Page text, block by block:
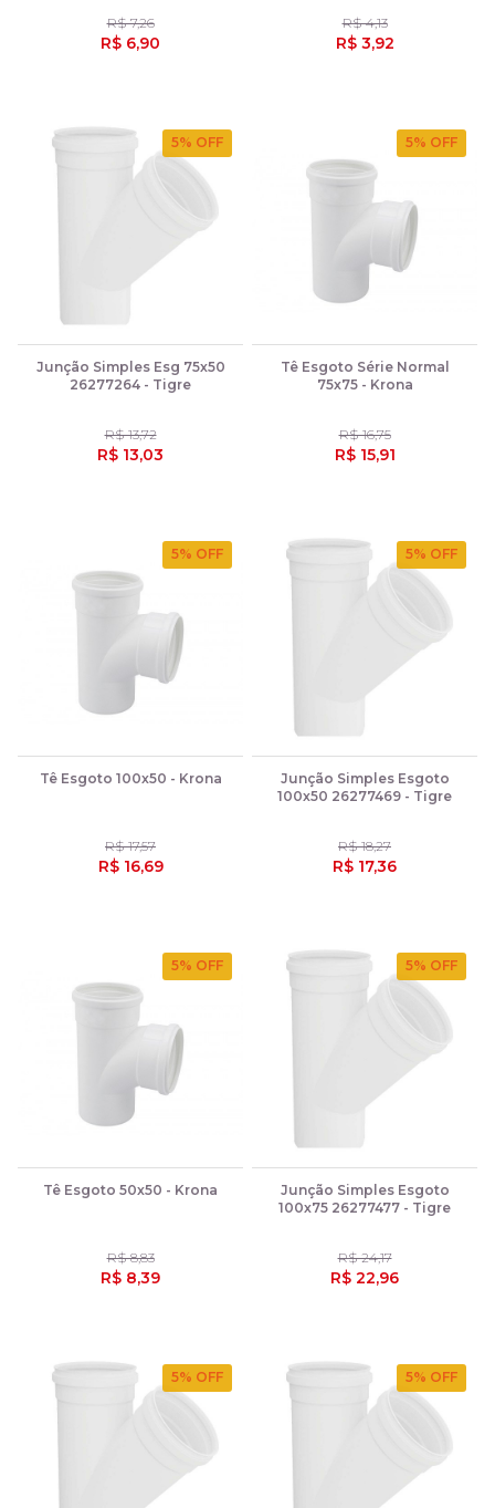
R$ 7,26
R$ 6,90
R$ 4,13
R$ 3,92
5% OFF
Junção Simples Esg 75x50
26277264 - Tigre
R$ 13,72
R$ 13,03
5% OFF
Tê Esgoto Série Normal
75x75 - Krona
R$ 16,75
R$ 15,91
5% OFF
Tê Esgoto 100x50 - Krona
R$ 17,57
R$ 16,69
5% OFF
Junção Simples Esgoto
100x50 26277469 - Tigre
R$ 18,27
R$ 17,36
5% OFF
Tê Esgoto 50x50 - Krona
R$ 8,83
R$ 8,39
5% OFF
Junção Simples Esgoto
100x75 26277477 - Tigre
R$ 24,17
R$ 22,96
5% OFF 5% OFF